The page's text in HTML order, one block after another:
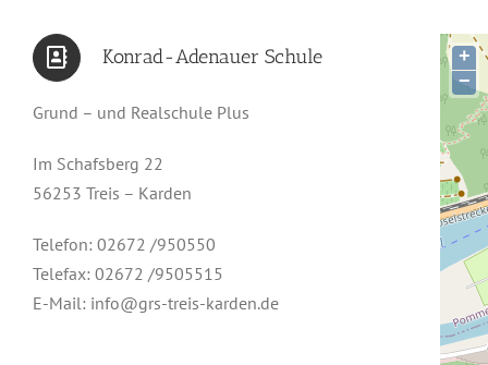
Konrad-Adenauer Schule
Grund – und Realschule Plus
Im Schafsberg 22
56253 Treis – Karden
Telefon: 02672 /950550
Telefax: 02672 /9505515
E-Mail: info@grs-treis-karden.de
+
−